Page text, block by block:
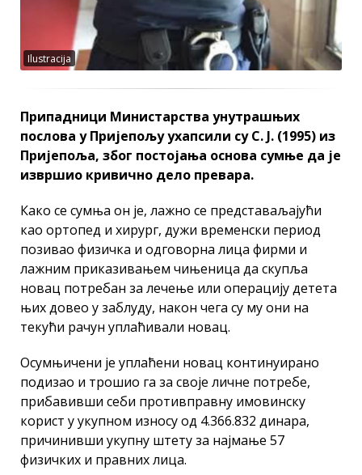
Ilustracija
Припадници Министарства унутрашњих
послова у Пријепољу ухапсили су С. Ј. (1995) из
Пријепоља, због постојања основа сумње да је
извршио кривично дело превара.
Како се сумња он је, лажно се представаљајући
као ортопед и хирург, дужи временски период
позивао физичка и одговорна лица фирми и
лажним приказивањем чињеница да скупља
новац потребан за лечење или операцију детета
њих довео у заблуду, након чега су му они на
текући рачун уплаћивали новац.
Осумњичени је уплаћени новац континуирано
подизао и трошио га за своје личне потребе,
прибавивши себи противправну имовинску
корист у укупном износу од 4.366.832 динара,
причинивши укупну штету за најмање 57
физичких и правних лица.